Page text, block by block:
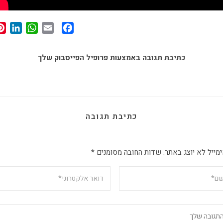
Email
כתיבת תגובה באמצעות פרופיל הפייסבוק שלך
כתיבת תגובה
לא יוצג באתר. שדות החובה מסומנים *